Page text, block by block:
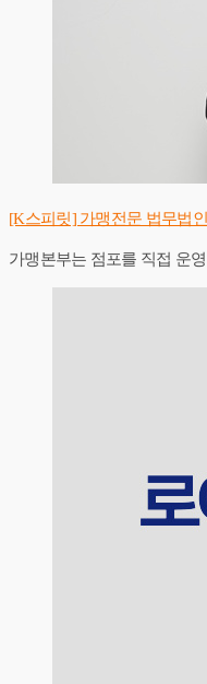
[K스피릿] 가맹전문 법무법
가맹본부는 점포를 직접 운